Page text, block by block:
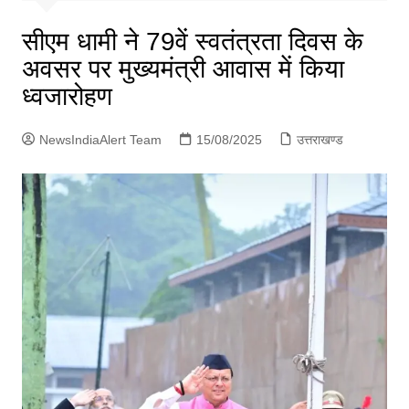
सीएम धामी ने 79वें स्वतंत्रता दिवस के
अवसर पर मुख्यमंत्री आवास में किया
ध्वजारोहण
NewsIndiaAlert Team 15/08/2025 उत्तराखण्ड